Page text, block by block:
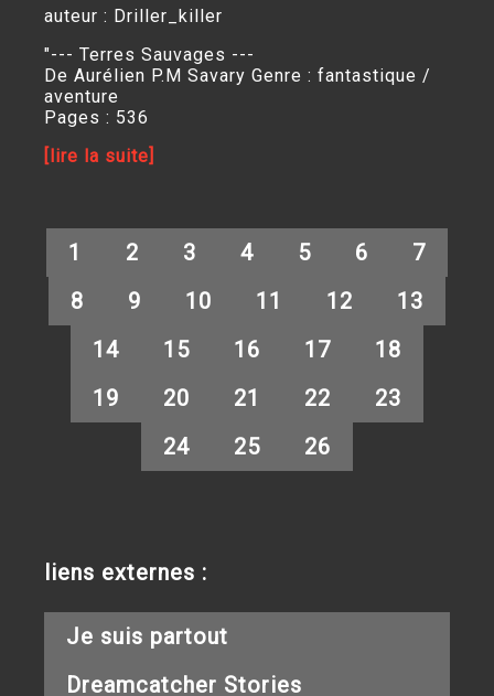
auteur : Driller_killer
"--- Terres Sauvages ---
De Aurélien P.M Savary Genre : fantastique /
aventure
Pages : 536
[lire la suite]
1 2 3 4 5 6
7
8
9 10 11 12
13
14
15 16 17
18
19
20 21 22
23
24
25 26
liens externes :
Je suis partout
Dreamcatcher Stories